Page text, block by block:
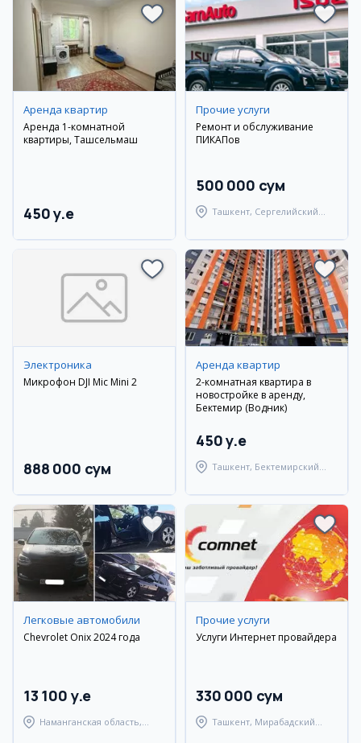
Аренда квартир
Аренда 1-комнатной
квартиры, Ташсельмаш
450 y.e
Прочие услуги
Ремонт и обслуживание
ПИКАПов
500 000 сум
Ташкент, Сергелийский
Электроника
Микрофон DJI Mic Mini 2
888 000 сум
Аренда квартир
2-комнатная квартира в
новостройке в аренду,
Бектемир (Водник)
450 y.e
Ташкент, Бектемирский
Легковые автомобили
Chevrolet Onix 2024 года
13 100 y.e
Наманганская область,
Прочие услуги
Услуги Интернет провайдера
330 000 сум
Ташкент, Мирабадский